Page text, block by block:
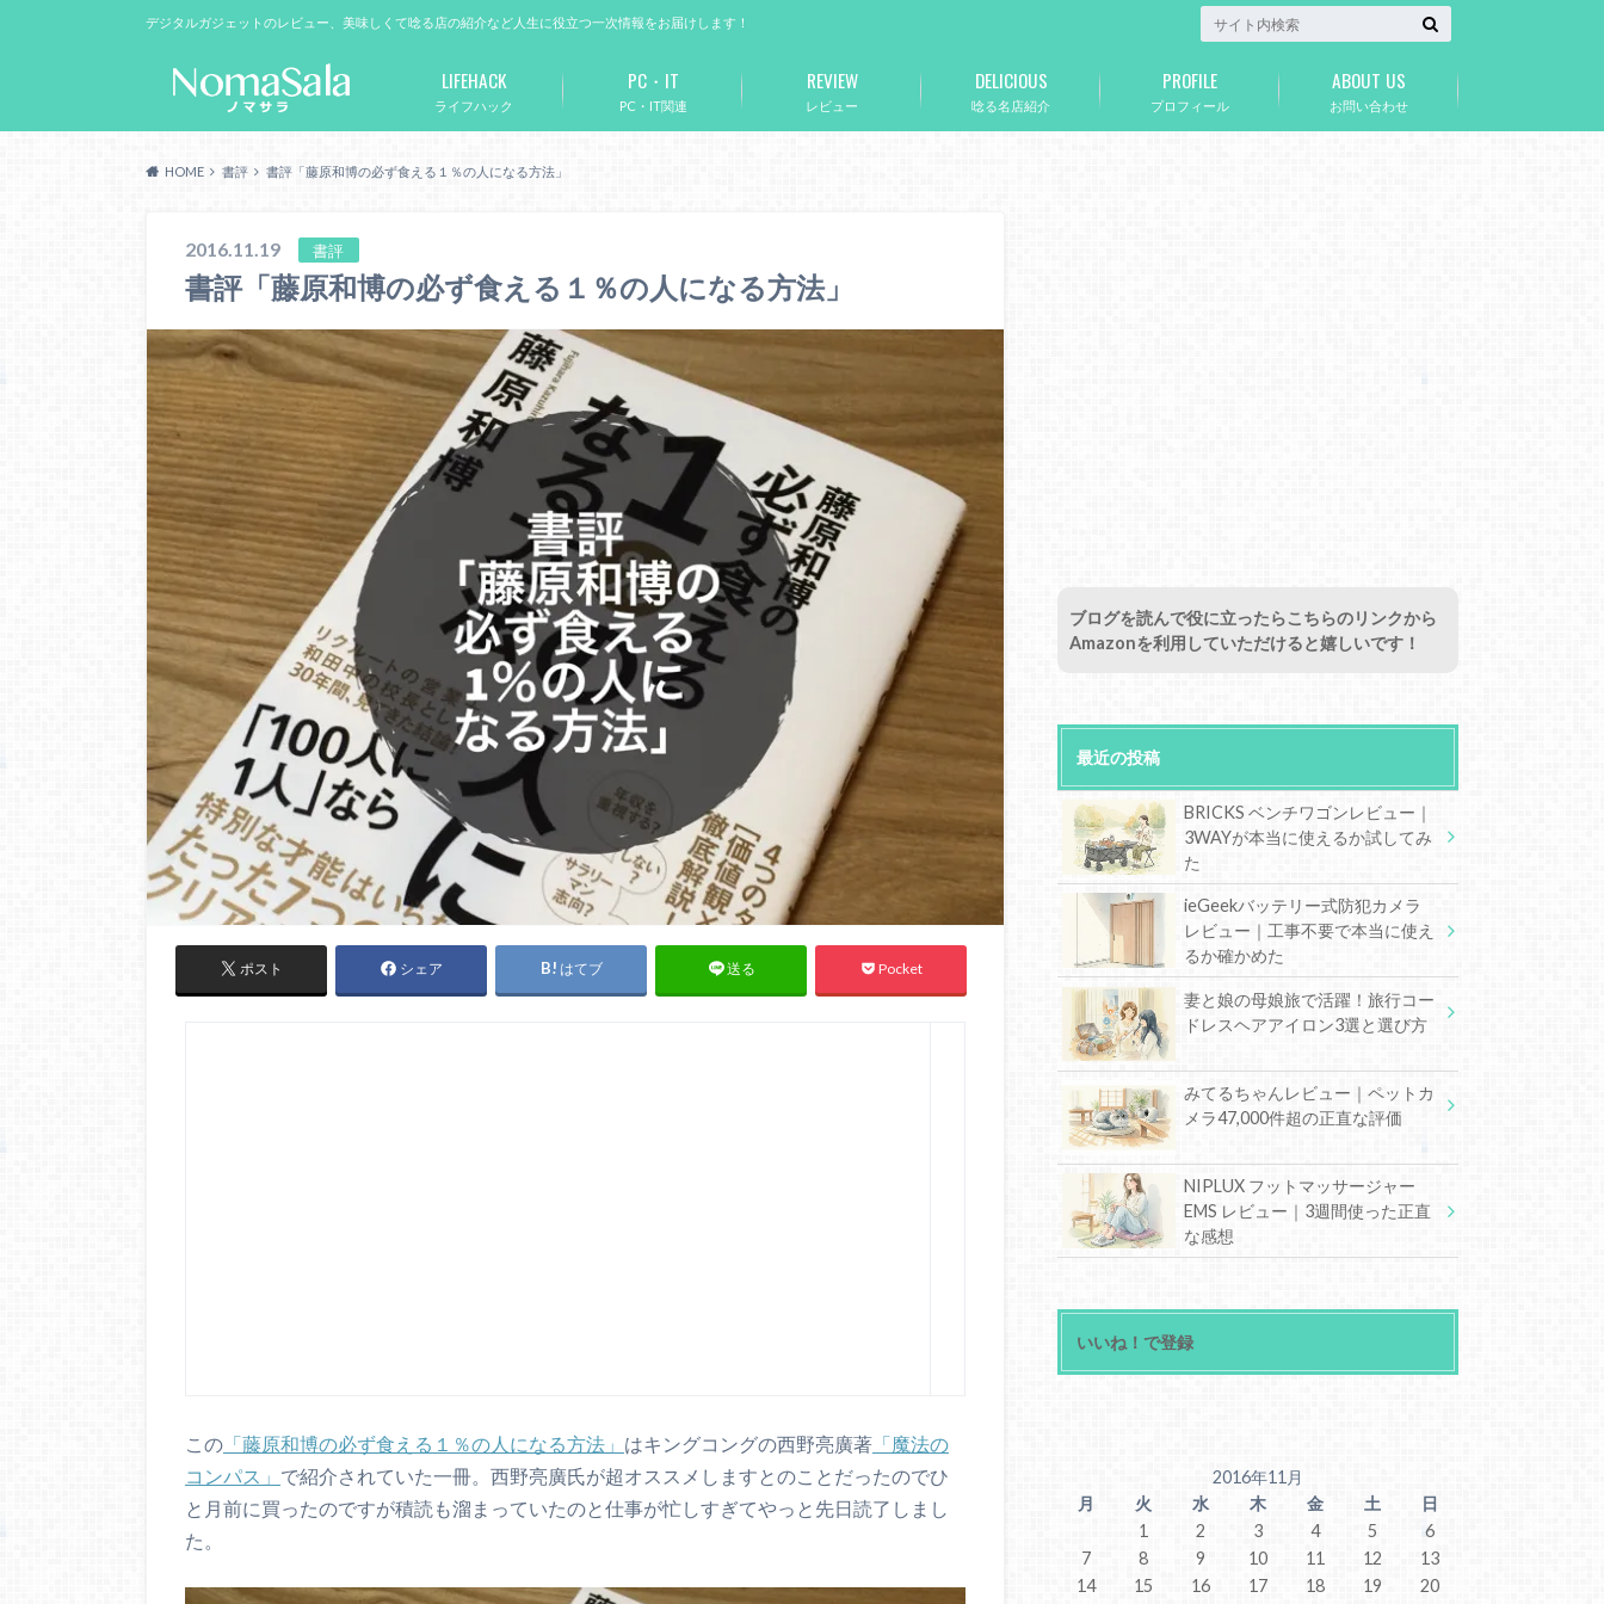
デジタルガジェットのレビュー、美味しくて唸る店の紹介など人生に役立つ一次情報をお届けします！
ライフハック
LIFEHACK
PC・IT関連
PC・IT
レビュー
REVIEW
唸る名店紹介
DELICIOUS
プロフィール
PROFILE
お問い合わせ
ABOUT US
HOME 書評 書評「藤原和博の必ず食える１％の人になる方法」
2016.11.19 書評
書評「藤原和博の必ず食える１％の人になる方法」
ポスト シェア はてブ 送る Pocket
この 「藤原和博の必ず食える１％の人になる方法」 はキングコングの西野亮廣著 「魔法の
コンパス」 で紹介されていた一冊。西野亮廣氏が超オススメしますとのことだったのでひ
と月前に買ったのですが積読も溜まっていたのと仕事が忙しすぎてやっと先日読了しまし
た。
ブログを読んで役に立ったらこちらのリンクから
Amazonを利用していただけると嬉しいです！
最近の投稿
BRICKS ベンチワゴンレビュー｜
3WAYが本当に使えるか試してみ
た
ieGeekバッテリー式防犯カメラ
レビュー｜工事不要で本当に使え
るか確かめた
妻と娘の母娘旅で活躍！旅行コー
ドレスヘアアイロン3選と選び方
みてるちゃんレビュー｜ペットカ
メラ47,000件超の正直な評価
NIPLUX フットマッサージャー
EMS レビュー｜3週間使った正直
な感想
いいね！で登録
2016年11月
月
火 水 木 金 土
日
1
2 3 4 5
6
7
8 9 10 11 12
13
14
15 16 17 18 19
20